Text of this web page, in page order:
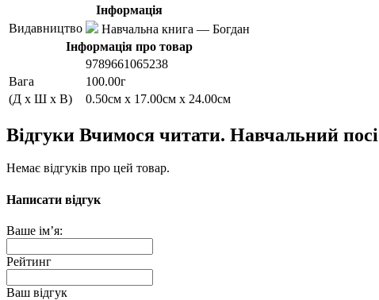
Інформація
Видавництво
Навчальна книга — Богдан
Інформація про товар
9789661065238
Вага
100.00г
(Д x Ш x В)
0.50см x 17.00см x 24.00см
Відгуки Вчимося читати. Навчальний
Немає відгуків про цей товар.
Написати відгук
Ваше ім’я:
Рейтинг
Ваш відгук